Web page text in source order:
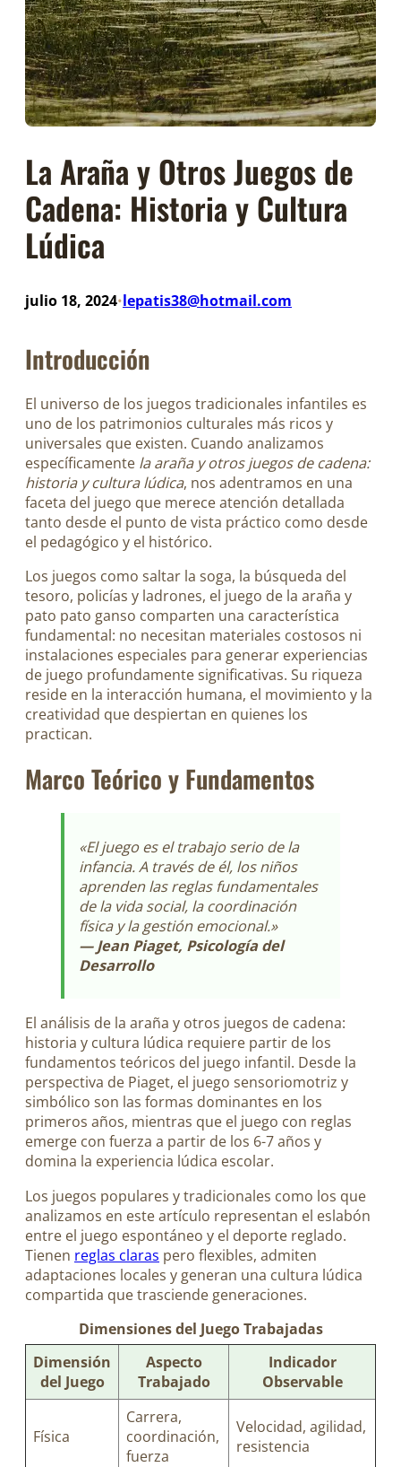
La Araña y Otros Juegos de
Cadena: Historia y Cultura
Lúdica
julio 18, 2024•lepatis38@hotmail.com
Introducción
El universo de los juegos tradicionales infantiles es
uno de los patrimonios culturales más ricos y
universales que existen. Cuando analizamos
específicamente la araña y otros juegos de cadena:
historia y cultura lúdica, nos adentramos en una
faceta del juego que merece atención detallada
tanto desde el punto de vista práctico como desde
el pedagógico y el histórico.
Los juegos como saltar la soga, la búsqueda del
tesoro, policías y ladrones, el juego de la araña y
pato pato ganso comparten una característica
fundamental: no necesitan materiales costosos ni
instalaciones especiales para generar experiencias
de juego profundamente significativas. Su riqueza
reside en la interacción humana, el movimiento y la
creatividad que despiertan en quienes los
practican.
Marco Teórico y Fundamentos
«El juego es el trabajo serio de la
infancia. A través de él, los niños
aprenden las reglas fundamentales
de la vida social, la coordinación
física y la gestión emocional.»
— Jean Piaget, Psicología del
Desarrollo
El análisis de la araña y otros juegos de cadena:
historia y cultura lúdica requiere partir de los
fundamentos teóricos del juego infantil. Desde la
perspectiva de Piaget, el juego sensoriomotriz y
simbólico son las formas dominantes en los
primeros años, mientras que el juego con reglas
emerge con fuerza a partir de los 6-7 años y
domina la experiencia lúdica escolar.
Los juegos populares y tradicionales como los que
analizamos en este artículo representan el eslabón
entre el juego espontáneo y el deporte reglado.
Tienen reglas claras pero flexibles, admiten
adaptaciones locales y generan una cultura lúdica
compartida que trasciende generaciones.
Dimensiones del Juego Trabajadas
Dimensión
del Juego
Aspecto
Trabajado
Indicador
Observable
Física
Carrera,
coordinación,
fuerza
Velocidad, agilidad,
resistencia